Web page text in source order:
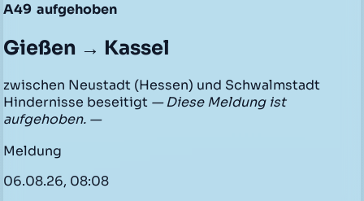
A49 aufgehoben
Gießen → Kassel
zwischen Neustadt (Hessen) und Schwalmstadt
Hindernisse beseitigt — Diese Meldung ist
aufgehoben. —
Meldung
06.08.26, 08:08